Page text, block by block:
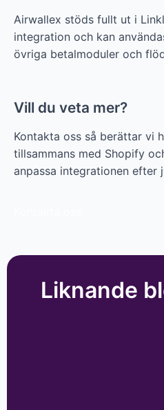
Airwallex stöds fullt ut i
integration och kan
övriga betalmoduler och
Vill du veta mer?
Kontakta oss så berättar vi
tillsammans med Shopify
anpassa integrationen efter
Liknande